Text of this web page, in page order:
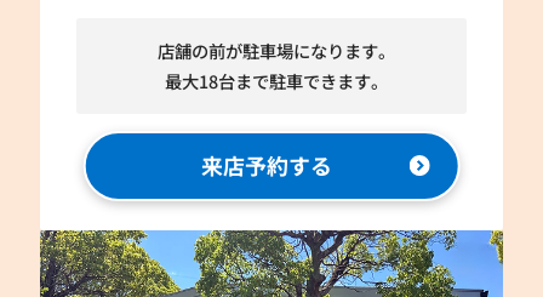
店舗の前が駐車場になります。
最大18台まで駐車できます。
来店予約する